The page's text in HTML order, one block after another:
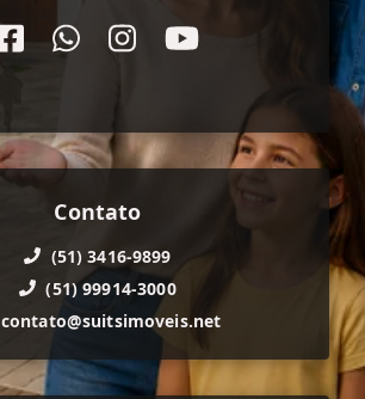
Contato
(51) 3416-9899
(51) 99914-3000
contato@suitsimoveis.net